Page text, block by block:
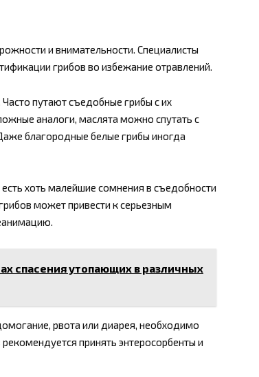
и внимательности. Специалисты
грибов во избежание отравлений.
путают съедобные грибы с их
аналоги, маслята можно спутать с
благородные белые грибы иногда
хоть малейшие сомнения в съедобности
может привести к серьезным
спасения утопающих в различных
рвота или диарея, необходимо
принять энтеросорбенты и